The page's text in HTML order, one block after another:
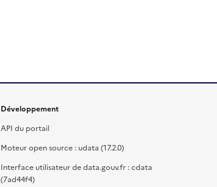
Développement
API du portail
Moteur open source : udata (17.2.0)
Interface utilisateur de data.gouv.fr : cdata
(7ad44f4)